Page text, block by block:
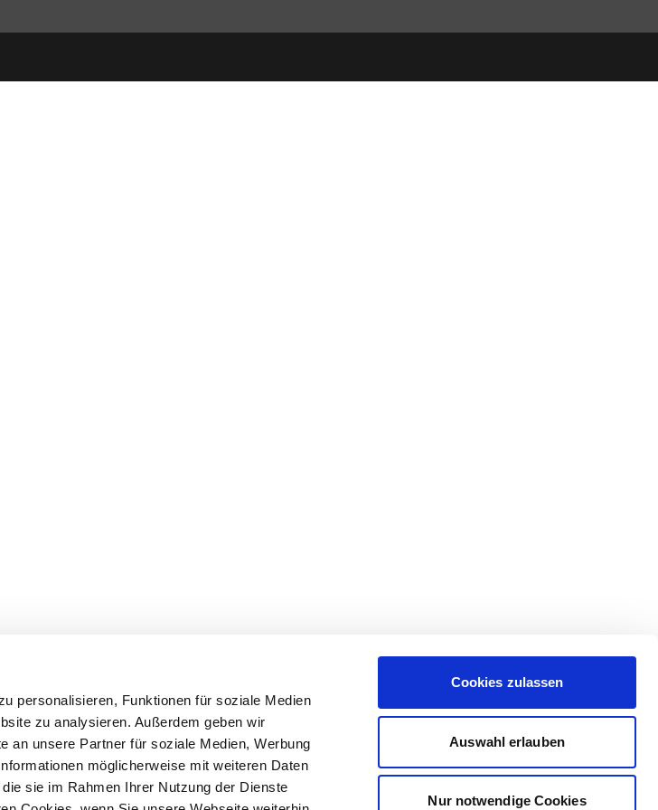
personalisieren, Funktionen für soziale Medien
zu analysieren. Außerdem geben wir
an unsere Partner für soziale Medien, Werbung
möglicherweise mit weiteren Daten
sie im Rahmen Ihrer Nutzung der Dienste
Cookies zulassen
Auswahl erlauben
Nur notwendige Cookies